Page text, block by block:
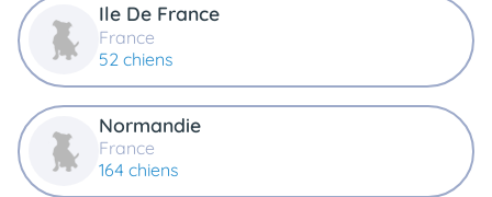
Ile De France
France
52 chiens
Normandie
France
164 chiens